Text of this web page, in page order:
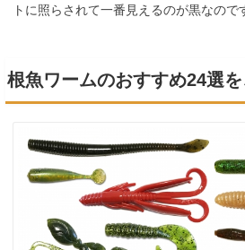
トに照らされて一番見えるのが黒なので
根魚ワームのおすすめ24選を